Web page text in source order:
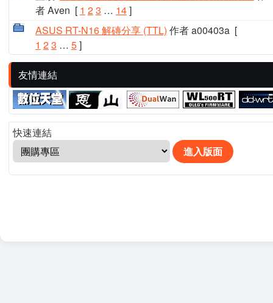
者 Aven [ 1 23 … 14]
ASUS RT-N16 解磚分享 (TTL) 作者 a00403a[
1 23 … 5]
友情連結
快速連結